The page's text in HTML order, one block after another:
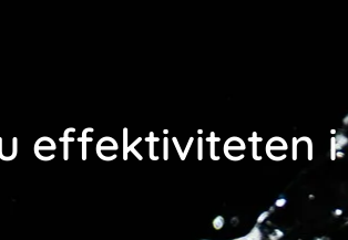
effektiviteten